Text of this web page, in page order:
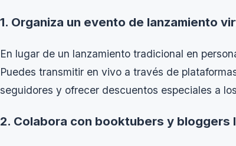
1. Organiza un evento de lanzamiento
En lugar de un lanzamiento tradicional en
Puedes transmitir en vivo a través de
seguidores y ofrecer descuentos especiales a
2. Colabora con booktubers y bloggers